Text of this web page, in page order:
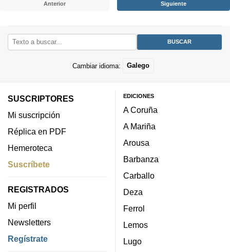
Anterior Siguiente
Cambiar idioma: Galego
SUSCRIPTORES
Mi suscripción
Réplica en PDF
Hemeroteca
Suscríbete
REGISTRADOS
Mi perfil
Newsletters
Regístrate
EDICIONES
A Coruña
A Mariña
Arousa
Barbanza
Carballo
Deza
Ferrol
Lemos
Lugo